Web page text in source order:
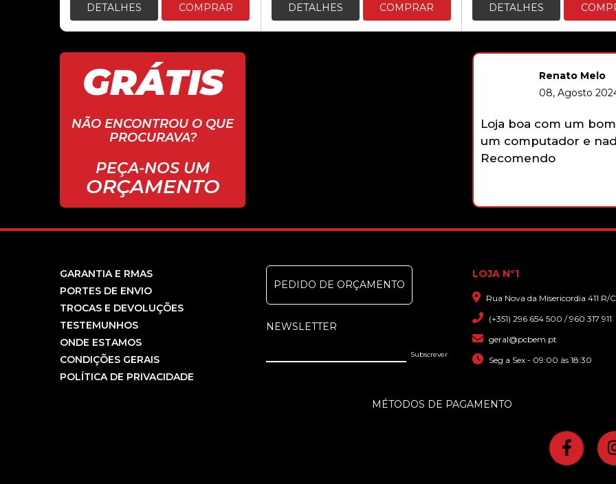
DETALHES COMPRAR DETALHES COMPRAR DETALHES
GRÁTIS
NÃO ENCONTROU O QUE
PROCURAVA?
PEÇA-NOS UM
ORÇAMENTO
Renato Melo
08, Agosto
Loja boa com um
um computador e
Recomendo
GARANTIA E RMAS
PORTES DE ENVIO
TROCAS E DEVOLUÇÕES
TESTEMUNHOS
ONDE ESTAMOS
CONDIÇÕES GERAIS
POLÍTICA DE PRIVACIDADE
PEDIDO DE ORÇAMENTO
NEWSLETTER
LOJA Nº1
Rua Nova da Misericordia 411 R/
(+351) 296 654 500 / 960 317 911
geral@pcbem.pt
Seg a Sex - 09:00 às 18:30
MÉTODOS DE PAGAMENTO